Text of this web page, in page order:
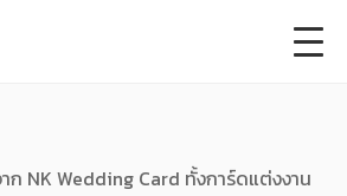
+
ก NK Wedding Card ทั้งการ์ดแต่งงาน